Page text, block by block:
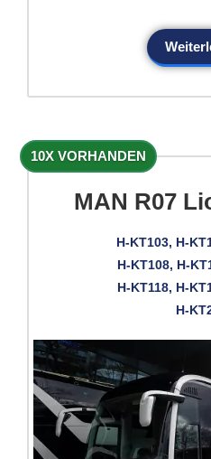
10X VORHANDEN
MAN R07
H-KT103, H-
H-KT108, H-
H-KT118, H-
H-